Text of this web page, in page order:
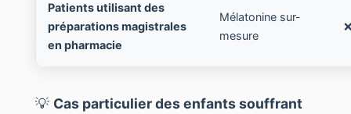
Patients utilisant des
préparations magistrales
en pharmacie
Mélatonine sur-
mesure
💡 Cas particulier des enfants souffrant